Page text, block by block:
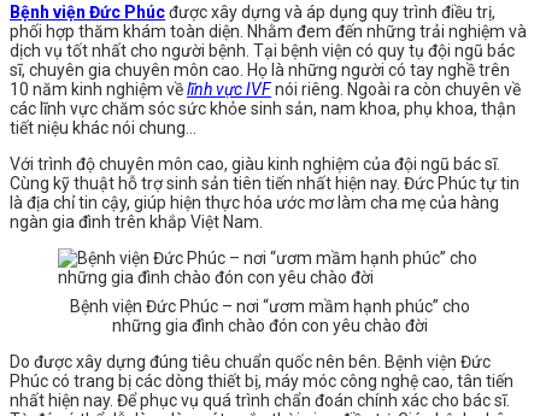
Bệnh viện Đức Phúcđược xây dựng và áp dụng quy trình điều trị,
phối hợp thăm khám toàn diện. Nhằm đem đến những trải nghiệm và
dịch vụ tốt nhất cho người bệnh. Tại bệnh viện có quy tụ đội ngũ bác
sĩ, chuyên gia chuyên môn cao. Họ là những người có tay nghề trên
10 năm kinh nghiệm vềlĩnh vực IVFnói riêng. Ngoài ra còn chuyên về
các lĩnh vực chăm sóc sức khỏe sinh sản, nam khoa, phụ khoa, thận
tiết niệu khác nói chung…
Với trình độ chuyên môn cao, giàu kinh nghiệm của đội ngũ bác sĩ.
Cùng kỹ thuật hỗ trợ sinh sản tiên tiến nhất hiện nay. Đức Phúc tự tin
là địa chỉ tin cậy, giúp hiện thực hóa ước mơ làm cha mẹ của hàng
ngàn gia đình trên khắp Việt Nam.
Bệnh viện Đức Phúc – nơi “ươm mầm hạnh phúc” cho
những gia đình chào đón con yêu chào đời
Do được xây dựng đúng tiêu chuẩn quốc nên bên. Bệnh viện Đức
Phúc có trang bị các dòng thiết bị, máy móc công nghệ cao, tân tiến
nhất hiện nay. Để phục vụ quá trình chẩn đoán chính xác cho bác sĩ.